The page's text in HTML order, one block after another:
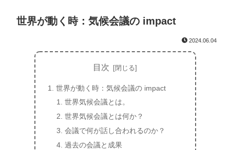
世界が動く時：気候会議の impact
2024.06.04
目次
世界が動く時：気候会議の impact
世界気候会議とは。
世界気候会議とは何か？
会議で何が話し合われるのか？
過去の会議と成果